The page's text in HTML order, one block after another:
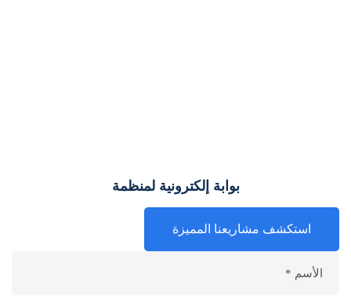
بوابة إلكترونية لمنظمة
استكشف مشاريعنا المميزة